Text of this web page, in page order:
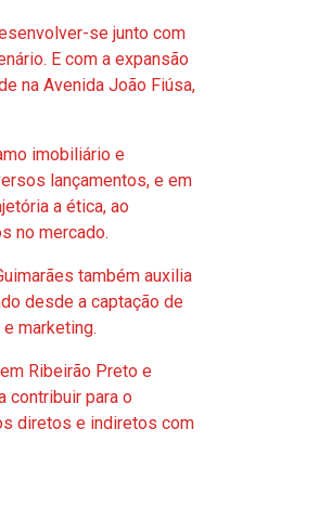
se junto com
E com a expansão
na Avenida João Fiúsa,
imobiliário e
lançamentos, e em
a ética, ao
no mercado.
também auxilia
desde a captação de
marketing.
Ribeirão Preto e
contribuir para o
diretos e indiretos com